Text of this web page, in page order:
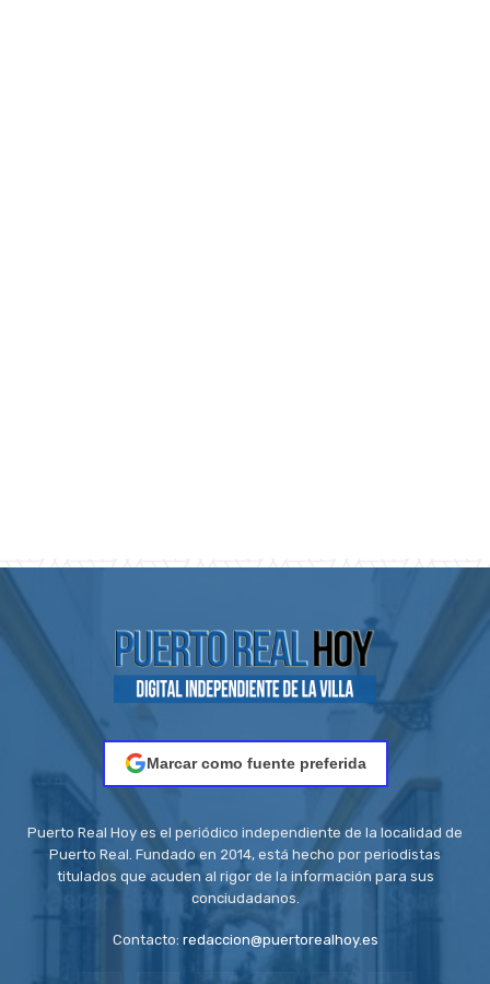
Marcar como fuente preferida
Puerto Real Hoy es el periódico independiente de la localidad de
Puerto Real. Fundado en 2014, está hecho por periodistas
titulados que acuden al rigor de la información para sus
conciudadanos.
Contacto: redaccion@puertorealhoy.es